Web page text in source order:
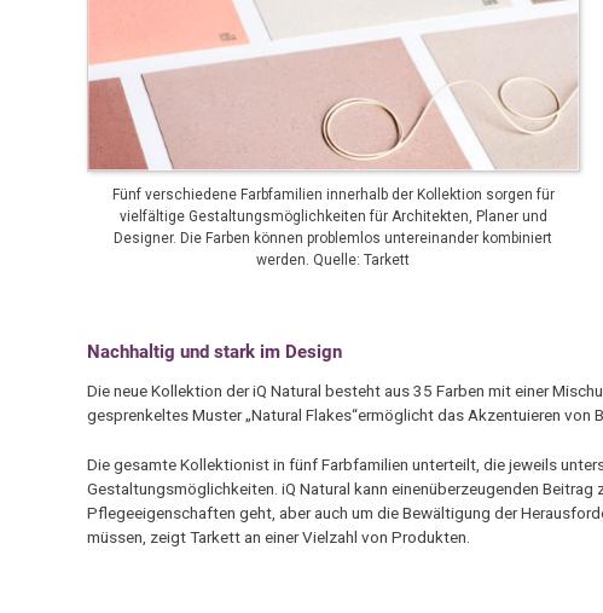
Fünf verschiedene Farbfamilien innerhalb der Kollektion sorgen für
vielfältige Gestaltungsmöglichkeiten für Architekten, Planer und
Designer. Die Farben können problemlos untereinander kombiniert
werden. Quelle: Tarkett
Nachhaltig und stark im Design
Die neue Kollektion der iQ Natural besteht aus 35 Farben mit einer
gesprenkeltes Muster „Natural Flakes“ermöglicht das Akzentuieren von
Die gesamte Kollektionist in fünf Farbfamilien unterteilt, die jeweils
Gestaltungsmöglichkeiten. iQ Natural kann einenüberzeugenden
Pflegeeigenschaften geht, aber auch um die Bewältigung der
müssen, zeigt Tarkett an einer Vielzahl von Produkten.